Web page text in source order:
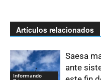
Artículos relacionados
Informando
Saesa
ante